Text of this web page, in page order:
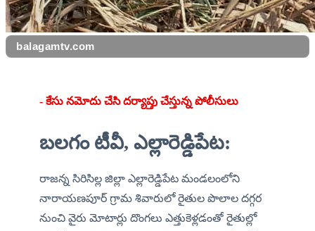
balagamtv.com
‌‌‌‌- కేసు నమోదు చేసి దర్యాప్తు చేస్తున్న పోలీసులు
బలగం టీవీ, ఎల్లారెడ్డిపేట:
రాజన్న సిరిసిల్ల జిల్లా ఎల్లారెడ్డిపేట మండలంలోని
నారాయణపూర్ గ్రామ శివారులో రైతుల పొలాల దగ్గర
నుంచి వైరు మోటార్లు దొంగలు ఎత్తుకెళ్లడంతో రైతుల్లో